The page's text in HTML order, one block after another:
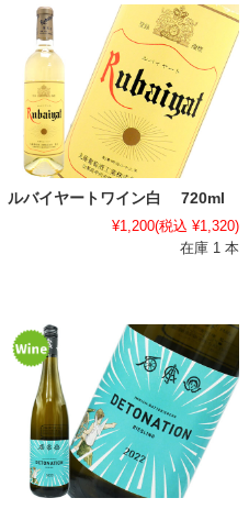
ルバイヤートワイン白 720ml
¥1,200(税込 ¥1,320)
在庫 1 本